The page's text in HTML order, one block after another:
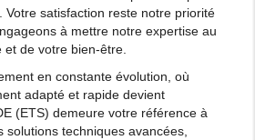
Votre satisfaction reste notre priorité
à mettre notre expertise au
et de votre bien-être.
en constante évolution, où
adapté et rapide devient
(ETS) demeure votre référence à
solutions techniques avancées,